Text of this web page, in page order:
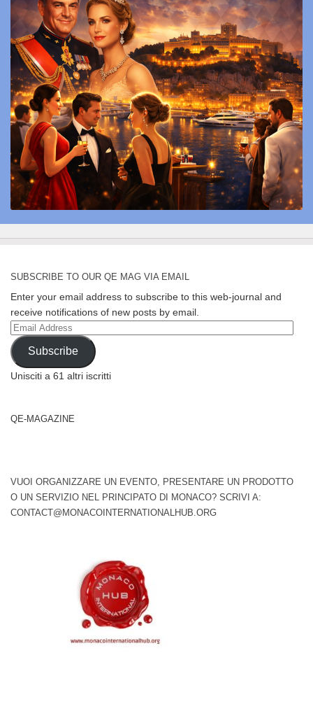
SUBSCRIBE TO OUR QE MAG VIA EMAIL
Enter your email address to subscribe to this web-journal and
receive notifications of new posts by email.
Email
Address
Subscribe
Unisciti a 61 altri iscritti
QE-MAGAZINE
VUOI ORGANIZZARE UN EVENTO, PRESENTARE UN PRODOTTO
O UN SERVIZIO NEL PRINCIPATO DI MONACO? SCRIVI A:
CONTACT@MONACOINTERNATIONALHUB.ORG